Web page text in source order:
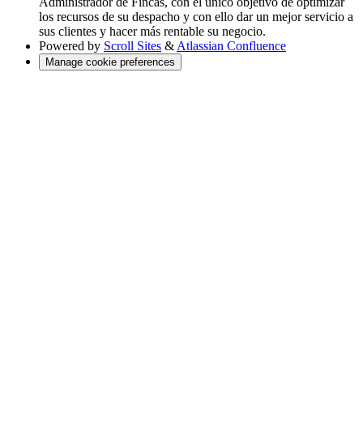
los recursos de su despacho y con ello dar un mejor servicio a
sus clientes y hacer más rentable su negocio.
Powered by Scroll Sites & Atlassian Confluence
Manage cookie preferences